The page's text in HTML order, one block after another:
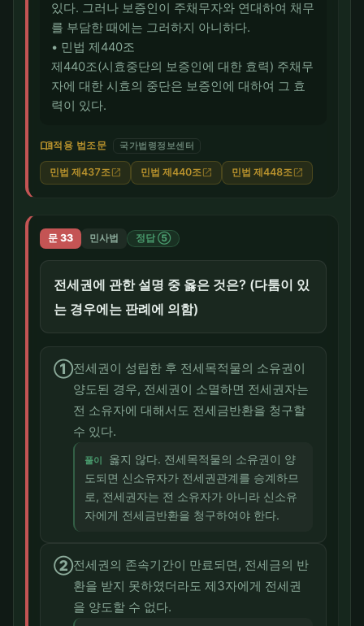
있다. 그러나 보증인이 주채무자와 연대하여 채무
를 부담한 때에는 그러하지 아니하다.
• 민법 제440조
제440조(시효중단의 보증인에 대한 효력) 주채무
자에 대한 시효의 중단은 보증인에 대하여 그 효
력이 있다.
menu_book적용 법조문 국가법령정보센터
민법 제437조 open_in_new 민법 제440조 open_in_new 민법 제448조 open_in_new
문 33 민사법 정답 ⑤
전세권에 관한 설명 중 옳은 것은? (다툼이 있
는 경우에는 판례에 의함)
①전세권이 성립한 후 전세목적물의 소유권이
양도된 경우, 전세권이 소멸하면 전세권자는
전 소유자에 대해서도 전세금반환을 청구할
수 있다.
풀이
옳지 않다. 전세목적물의 소유권이 양
도되면 신소유자가 전세권관계를 승계하므
로, 전세권자는 전 소유자가 아니라 신소유
자에게 전세금반환을 청구하여야 한다.
②전세권의 존속기간이 만료되면, 전세금의 반
환을 받지 못하였더라도 제3자에게 전세권
을 양도할 수 없다.